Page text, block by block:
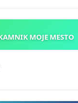
KAMNIK MOJE MESTO